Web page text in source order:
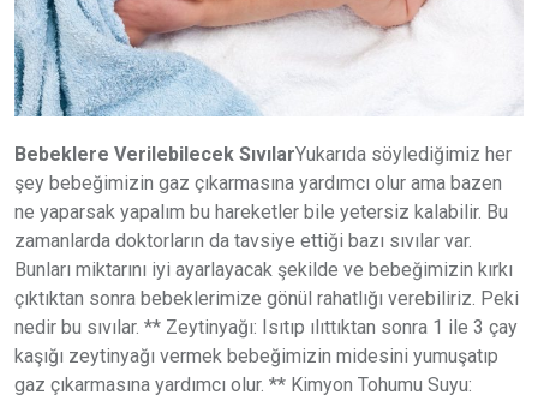
Bebeklere Verilebilecek SıvılarYukarıda söylediğimiz her
şey bebeğimizin gaz çıkarmasına yardımcı olur ama bazen
ne yaparsak yapalım bu hareketler bile yetersiz kalabilir. Bu
zamanlarda doktorların da tavsiye ettiği bazı sıvılar var.
Bunları miktarını iyi ayarlayacak şekilde ve bebeğimizin kırkı
çıktıktan sonra bebeklerimize gönül rahatlığı verebiliriz. Peki
nedir bu sıvılar. ** Zeytinyağı: Isıtıp ılıttıktan sonra 1 ile 3 çay
kaşığı zeytinyağı vermek bebeğimizin midesini yumuşatıp
gaz çıkarmasına yardımcı olur. ** Kimyon Tohumu Suyu: